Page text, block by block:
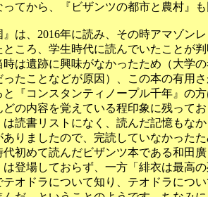
ってから、『ビザンツの都市と農村』
は、2016年に読み、その時アマゾン
ころ、学生時代に読んでいたことが
時は遺跡に興味がなかったため（大学
たことなどが原因）、この本の有用
と『コンスタンティノープル千年』の
の内容を覚えている程印象に残って
は読書リストになく、読んだ記憶もな
りましたので、完読していなかった
代初めて読んだビザンツ本である和田
登場しておらず、一方「緋衣は最高
オドラについて知り、テオドラにつ